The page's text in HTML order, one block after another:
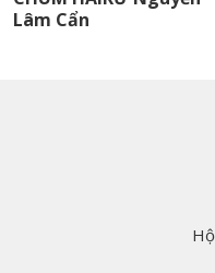
Lâm Cẩn